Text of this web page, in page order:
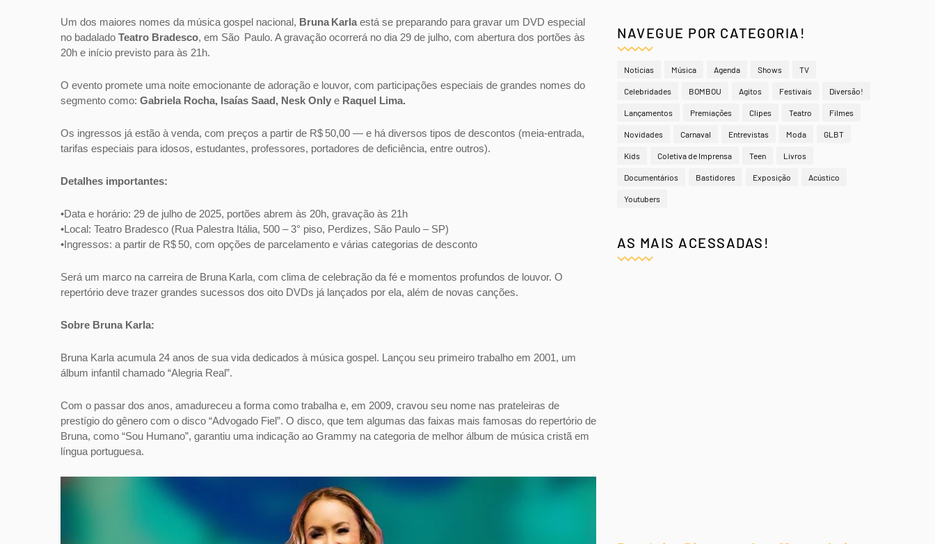
Um dos maiores nomes da música gospel nacional, Bruna Karla está se preparando para gravar um DVD especial
no badalado Teatro Bradesco, em São Paulo. A gravação ocorrerá no dia 29 de julho, com abertura dos portões às
20h e início previsto para às 21h.
O evento promete uma noite emocionante de adoração e louvor, com participações especiais de grandes nomes do
segmento como: Gabriela Rocha, Isaías Saad, Nesk Only e Raquel Lima.
Os ingressos já estão à venda, com preços a partir de R$ 50,00 — e há diversos tipos de descontos (meia-entrada,
tarifas especiais para idosos, estudantes, professores, portadores de deficiência, entre outros).
Detalhes importantes:
•Data e horário: 29 de julho de 2025, portões abrem às 20h, gravação às 21h
•Local: Teatro Bradesco (Rua Palestra Itália, 500 – 3° piso, Perdizes, São Paulo – SP)
•Ingressos: a partir de R$ 50, com opções de parcelamento e várias categorias de desconto
Será um marco na carreira de Bruna Karla, com clima de celebração da fé e momentos profundos de louvor. O
repertório deve trazer grandes sucessos dos oito DVDs já lançados por ela, além de novas canções.
Sobre Bruna Karla:
Bruna Karla acumula 24 anos de sua vida dedicados à música gospel. Lançou seu primeiro trabalho em 2001, um
álbum infantil chamado “Alegria Real”.
Com o passar dos anos, amadureceu a forma como trabalha e, em 2009, cravou seu nome nas prateleiras de
prestígio do gênero com o disco “Advogado Fiel”. O disco, que tem algumas das faixas mais famosas do repertório de
Bruna, como “Sou Humano”, garantiu uma indicação ao Grammy na categoria de melhor álbum de música cristã em
língua portuguesa.
NAVEGUE POR CATEGORIA!
Notícias Música Agenda Shows TV
Celebridades BOMBOU Agitos Festivais Diversão!
Lançamentos Premiações Clipes Teatro Filmes
Novidades Carnaval Entrevistas Moda GLBT
Kids Coletiva de Imprensa Teen Livros
Documentários Bastidores Exposição Acústico
Youtubers
AS MAIS ACESSADAS!